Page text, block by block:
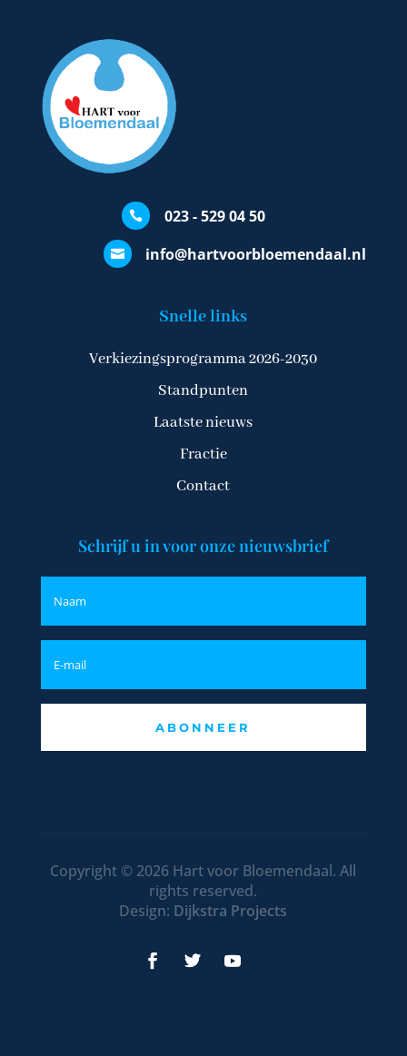
 023 - 529 04 50
 info@hartvoorbloemendaal.nl
Snelle links
Verkiezingsprogramma 2026-2030
Standpunten
Laatste nieuws
Fractie
Contact
Schrijf u in voor onze nieuwsbrief
ABONNEER
Copyright © 2026 Hart voor Bloemendaal. All
rights reserved.
Design: Dijkstra Projects